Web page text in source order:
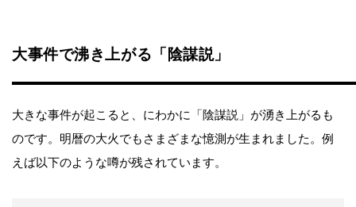
大事件で沸き上がる「陰謀説」
大きな事件が起こると、にわかに「陰謀説」が湧き上がるも
のです。明暦の大火でもさまざまな憶測が生まれました。例
えば以下のような噂が残されています。